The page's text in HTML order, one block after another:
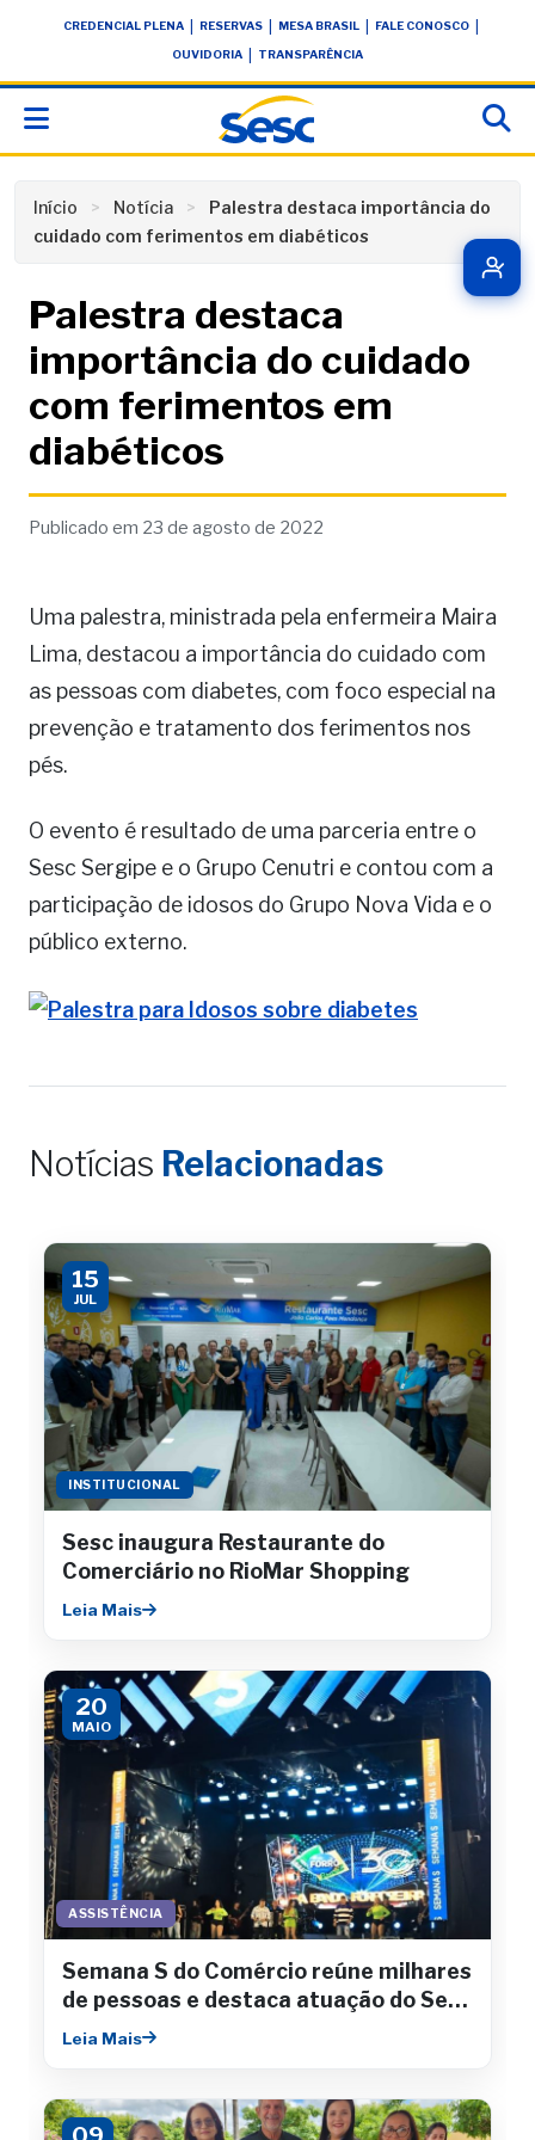
conteúdoCREDENCIAL PLENA RESERVAS MESA BRASIL FALE CONOSCO
OUVIDORIA TRANSPARÊNCIA
Início Notícia
Palestra destaca importância do
cuidado com ferimentos em diabéticos
Palestra destaca
importância do cuidado
com ferimentos em
diabéticos
Publicado em 23 de agosto de 2022
Uma palestra, ministrada pela enfermeira Maira
Lima, destacou a importância do cuidado com
as pessoas com diabetes, com foco especial na
prevenção e tratamento dos ferimentos nos
pés.
O evento é resultado de uma parceria entre o
Sesc Sergipe e o Grupo Cenutri e contou com a
participação de idosos do Grupo Nova Vida e o
público externo.
Notícias Relacionadas
15
JUL
INSTITUCIONAL
Sesc inaugura Restaurante do
Comerciário no RioMar Shopping
Leia Mais
20
MAIO
ASSISTÊNCIA
Semana S do Comércio reúne milhares
de pessoas e destaca atuação do Sesc
Sergipe
Leia Mais